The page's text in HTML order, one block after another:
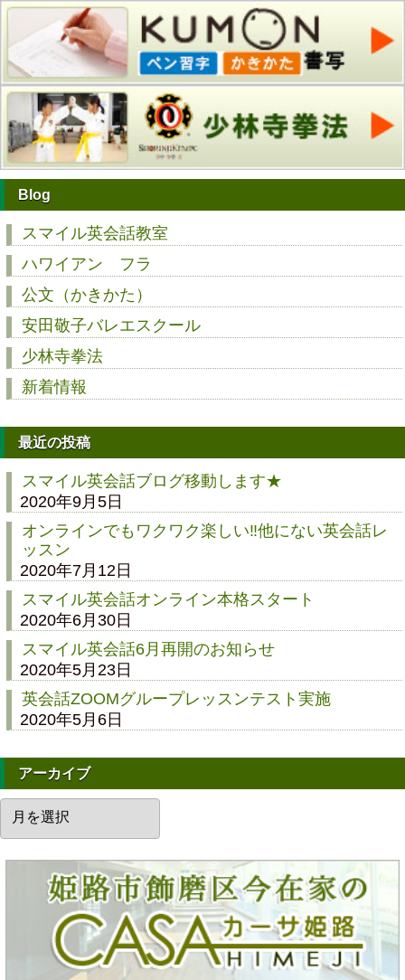
Blog
スマイル英会話教室
ハワイアン フラ
公文（かきかた）
安田敬子バレエスクール
少林寺拳法
新着情報
最近の投稿
スマイル英会話ブログ移動します★
2020年9月5日
オンラインでもワクワク楽しい‼他にない英会話レ
ッスン
2020年7月12日
スマイル英会話オンライン本格スタート
2020年6月30日
スマイル英会話6月再開のお知らせ
2020年5月23日
英会話ZOOMグループレッスンテスト実施
2020年5月6日
アーカイブ
ア
ー
カ
ブ